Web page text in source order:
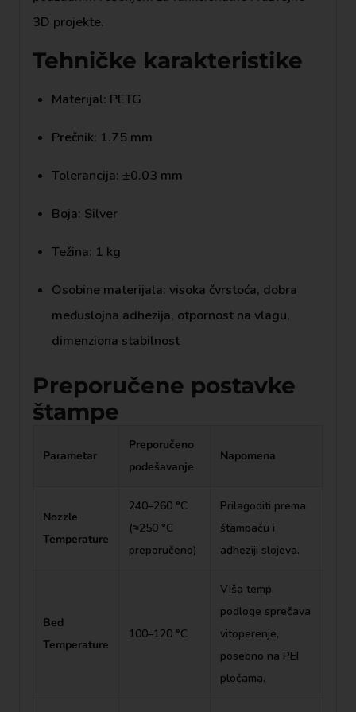
3D projekte.
Tehničke karakteristike
Materijal: PETG
Prečnik: 1.75 mm
Tolerancija: ±0.03 mm
Boja: Silver
Težina: 1 kg
Osobine materijala: visoka čvrstoća, dobra
međuslojna adhezija, otpornost na vlagu,
dimenziona stabilnost
Preporučene postavke
štampe
Parametar
Preporučeno
podešavanje
Napomena
Nozzle
Temperature
240–260 °C
(≈250 °C
preporučeno)
Prilagoditi prema
štampaču i
adheziji slojeva.
Bed
Temperature
100–120 °C
Viša temp.
podloge sprečava
vitoperenje,
posebno na PEI
pločama.